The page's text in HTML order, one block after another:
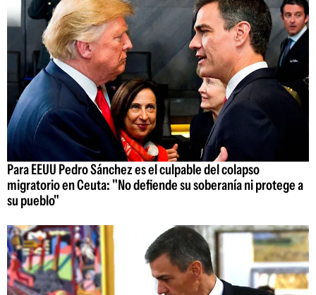
Para EEUU Pedro Sánchez es el culpable del colapso
migratorio en Ceuta: "No defiende su soberanía ni protege a
su pueblo"